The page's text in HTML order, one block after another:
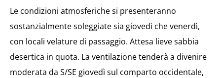
Le condizioni atmosferiche si presenteranno
sostanzialmente soleggiate sia giovedì che venerdì,
con locali velature di passaggio. Attesa lieve sabbia
desertica in quota. La ventilazione tenderà a divenire
moderata da S/SE giovedì sul comparto occidentale,